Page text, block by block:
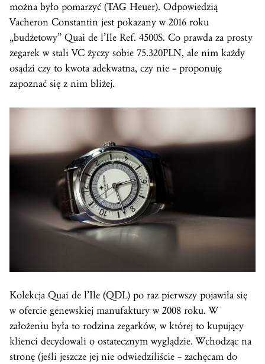
można było pomarzyć (TAG Heuer). Odpowiedzią
Vacheron Constantin jest pokazany w 2016 roku
„budżetowy” Quai de l’Ile Ref. 4500S. Co prawda za prosty
zegarek w stali VC życzy sobie 75.320PLN, ale nim każdy
osądzi czy to kwota adekwatna, czy nie – proponuję
zapoznać się z nim bliżej.
Kolekcja Quai de l’Ile (QDL) po raz pierwszy pojawiła się
w ofercie genewskiej manufaktury w 2008 roku. W
założeniu była to rodzina zegarków, w której to kupujący
klienci decydowali o ostatecznym wyglądzie. Wchodząc na
stronę (jeśli jeszcze jej nie odwiedziliście – zachęcam do